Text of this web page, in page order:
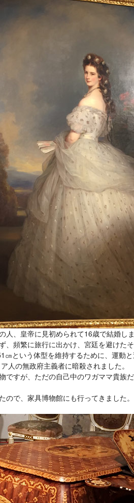
人、皇帝に見初められて16歳で結婚し
、頻繁に旅行に出かけ、宮廷を避けた
㎝という体型を維持するために、運動
人の無政府主義者に暗殺されました。
ですが、ただの自己中のワガママ貴族
ので、家具博物館にも行ってきました。